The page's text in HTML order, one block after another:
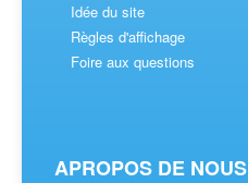
Idée du site
Règles d'affichage
Foire aux questions
APROPOS DE NOUS